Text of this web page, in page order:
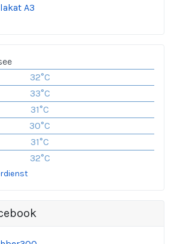
32°C
33°C
31°C
30°C
31°C
32°C